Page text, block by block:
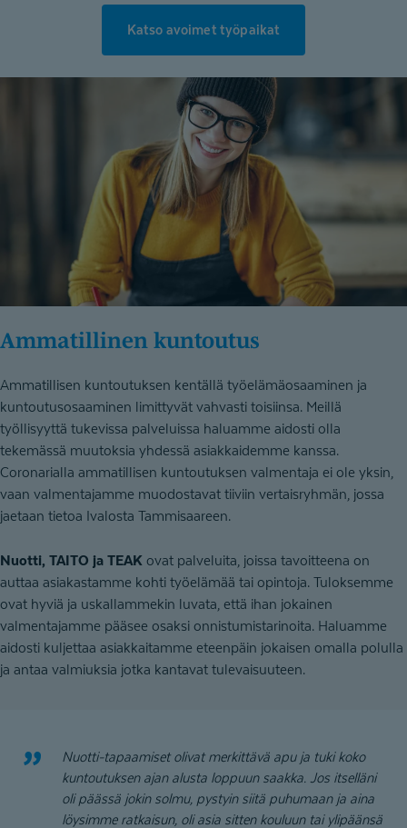
Katso avoimet työpaikat
Ammatillinen kuntoutus
Ammatillisen kuntoutuksen kentällä työelämäosaaminen ja
kuntoutusosaaminen limittyvät vahvasti toisiinsa. Meillä
työllisyyttä tukevissa palveluissa haluamme aidosti olla
tekemässä muutoksia yhdessä asiakkaidemme kanssa.
Coronarialla ammatillisen kuntoutuksen valmentaja ei ole yksin,
vaan valmentajamme muodostavat tiiviin vertaisryhmän, jossa
jaetaan tietoa Ivalosta Tammisaareen.
Nuotti, TAITO ja TEAK ovat palveluita, joissa tavoitteena on
auttaa asiakastamme kohti työelämää tai opintoja. Tuloksemme
ovat hyviä ja uskallammekin luvata, että ihan jokainen
valmentajamme pääsee osaksi onnistumistarinoita. Haluamme
aidosti kuljettaa asiakkaitamme eteenpäin jokaisen omalla polulla
ja antaa valmiuksia jotka kantavat tulevaisuuteen.
Nuotti-tapaamiset olivat merkittävä apu ja tuki koko
kuntoutuksen ajan alusta loppuun saakka. Jos itselläni
oli päässä jokin solmu, pystyin siitä puhumaan ja aina
löysimme ratkaisun, oli asia sitten kouluun tai ylipäänsä